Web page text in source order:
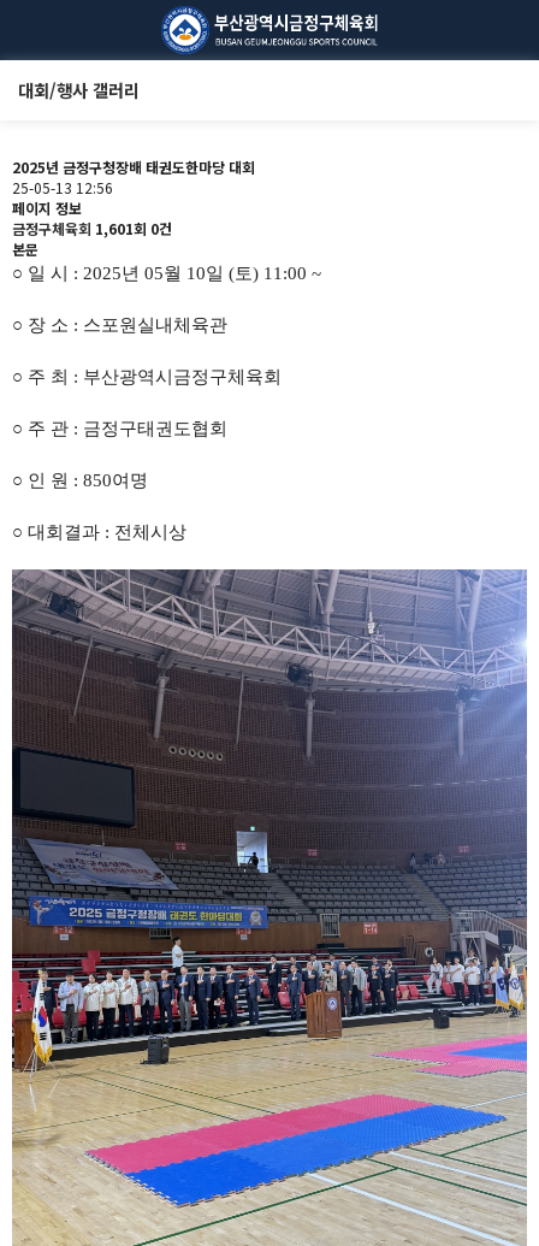
대회/행사 갤러리
2025년 금정구청장배 태권도한마당 대회
25-05-13 12:56
페이지 정보
금정구체육회 1,601회 0건
본문
○ 일 시 : 2025년 05월 10일 (토) 11:00 ~
○ 장 소 : 스포원실내체육관
○ 주 최 : 부산광역시금정구체육회
○ 주 관 : 금정구태권도협회
○ 인 원 : 850여명
○ 대회결과 : 전체시상